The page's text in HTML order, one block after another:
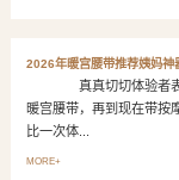
2026年暖宫腰带推荐姨妈神
真真切切体验者表示
暖宫腰带，再到现在带按
比一次体...
MORE+